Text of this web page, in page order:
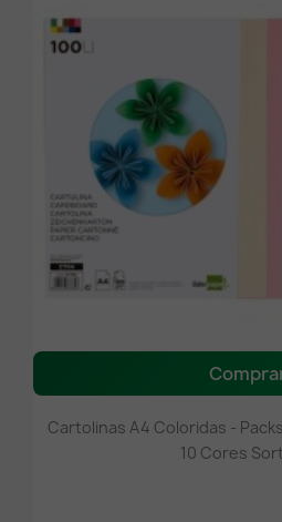
Cartolinas A4 Coloridas -
10 Cores